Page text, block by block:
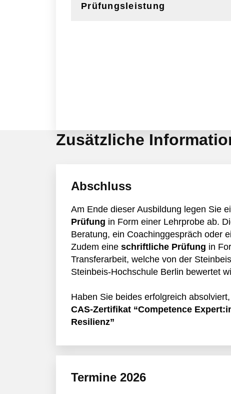
Prüfungsleistung
Zusätzliche
Abschluss
Am Ende dieser Ausbildung legen Sie
Prüfung in Form einer Lehrprobe ab.
Beratung, ein Coachinggespräch oder
Zudem eine schriftliche Prüfung in
Transferarbeit, welche von der
Steinbeis-Hochschule Berlin bewertet
Haben Sie beides erfolgreich
CAS-Zertifikat “Competence
Resilienz”
Termine 2026